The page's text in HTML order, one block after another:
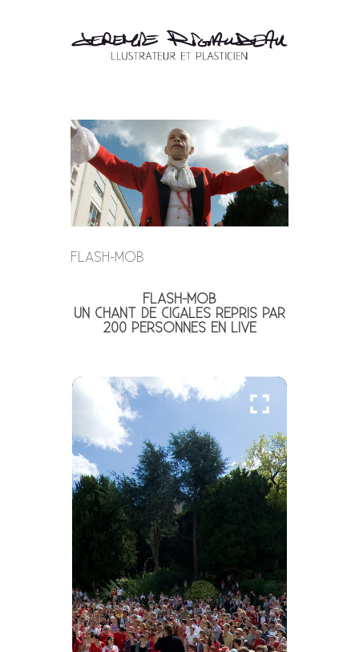
FLASH-MOB
FLASH-MOB
UN CHANT DE CIGALES REPRIS PAR
200 PERSONNES EN LIVE